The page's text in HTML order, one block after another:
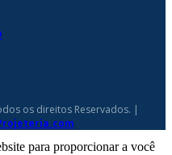
os direitos Reservados. |
para proporcionar a você